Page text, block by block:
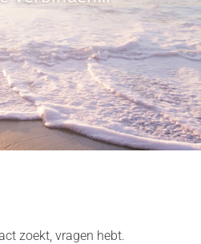
zoekt, vragen hebt.